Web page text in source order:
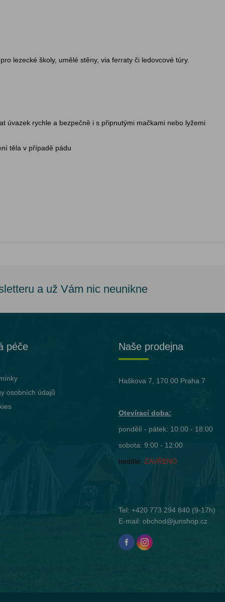
lezecké školy, umělé stěny, via ferraty či ledovcové túry.
úvazek rychle a bezpečně i s připnutými mačkami nebo lyžemi
těla v případě pádu
a už Vám nic neunikne
péče
osobních údajů
Naše prodejna
Haškova 7, 170 00 Praha 7
Otevírací doba:
pondělí - pátek: 10:00 - 18:00
sobota: 9:00 - 12:00
neděle: ZAVŘENO
Tel: +420 773 294 840(9-17h)
E-mail: obchod@junshop.cz